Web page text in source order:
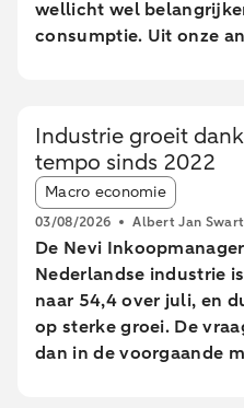
wellicht wel
consumptie. Uit onze
blijkt uit een analyse
geaggregeerde
Industrie groeit
tempo sinds 2022
Article tags:
Macro economie
03/08/2026 Albert Jan Swart
De Nevi
Nederlandse industrie
naar 54,4 over juli, en
op sterke groei. De
dan in de voorgaande